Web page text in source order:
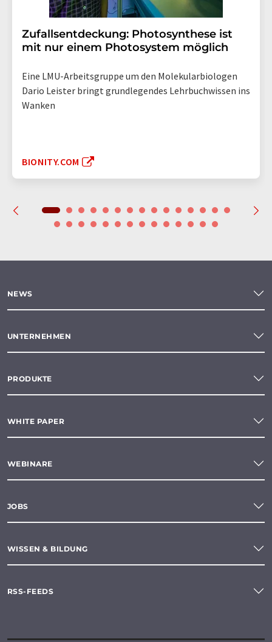
Zufallsentdeckung: Photosynthese ist
mit nur einem Photosystem möglich
Eine LMU-Arbeitsgruppe um den Molekularbiologen
Dario Leister bringt grundlegendes Lehrbuchwissen ins
Wanken
BIONITY.COM
NEWS
UNTERNEHMEN
PRODUKTE
WHITE PAPER
WEBINARE
JOBS
WISSEN & BILDUNG
RSS-FEEDS